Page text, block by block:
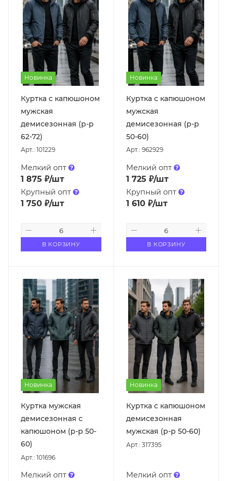
Новинка
Куртка с капюшоном
мужская
демисезонная (р-р
62-72)
Арт.: 101229
Мелкий опт
1 875 ₽/шт
Крупный опт
1 750 ₽/шт
В КОРЗИНУ
Новинка
Куртка с капюшоном
мужская
демисезонная (р-р
50-60)
Арт.: 962929
Мелкий опт
1 725 ₽/шт
Крупный опт
1 610₽/шт
В КОРЗИНУ
Новинка
Куртка мужская
демисезонная с
капюшоном (р-р 50-
60)
Арт.: 101696
Мелкий опт
Новинка
Куртка с капюшоном
демисезонная
мужская (р-р 50-60)
Арт.: 317395
Мелкий опт